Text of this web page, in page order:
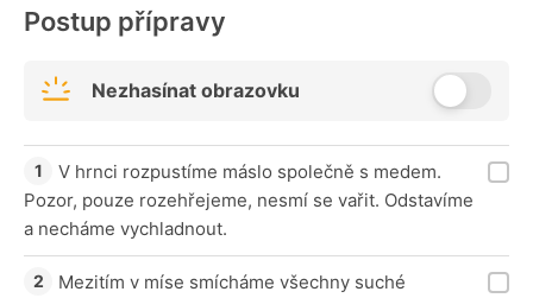
Postup přípravy
Nezhasínat obrazovku
V hrnci rozpustíme máslo společně s medem.
Pozor, pouze rozehřejeme, nesmí se vařit. Odstavíme
a necháme vychladnout.
Mezitím v míse smícháme všechny suché